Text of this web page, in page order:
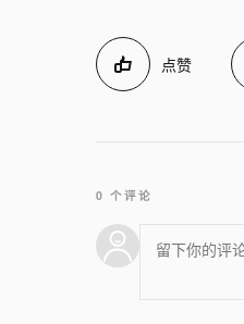
点赞
0 个评论